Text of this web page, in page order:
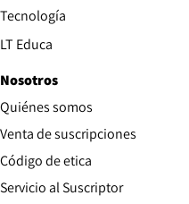
Tecnología
LT Educa
Nosotros
Quiénes somos
Venta de suscripciones
Código de etica Opens in new
Servicio al Suscriptor